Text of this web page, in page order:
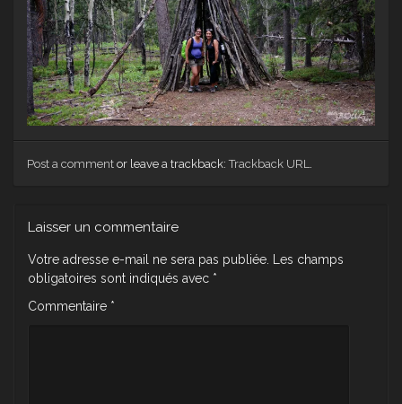
Post a comment or leave a trackback:Trackback URL.
Laisser un commentaire
Votre adresse e-mail ne sera pas publiée. Les champs
obligatoires sont indiqués avec *
Commentaire *